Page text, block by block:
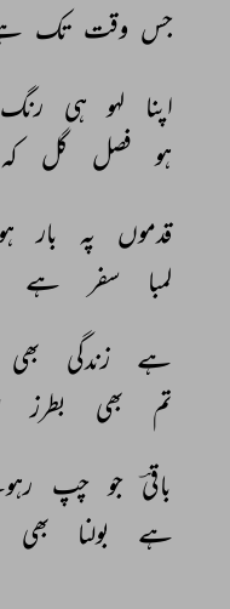
جس وقت تک
اپنا
لہو ہی رنگ
ہو
فصل گل کہ
قدموں
پہ بار
لمبا
سفر ہے
ہے
زندگی بھی
تم
بھی بطرز
باقیؔ جو چپ
ہے
بولنا بھی